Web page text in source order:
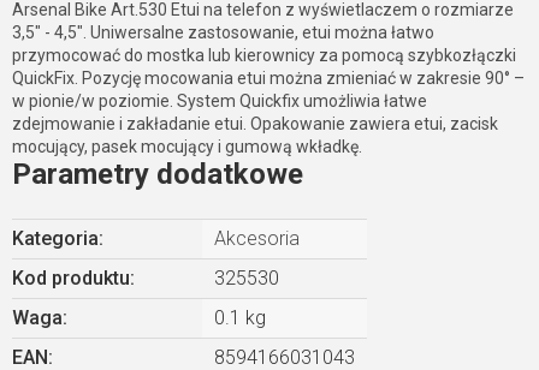
Arsenal Bike Art.530 Etui na telefon z wyświetlaczem o rozmiarze
3,5" - 4,5". Uniwersalne zastosowanie, etui można łatwo
przymocować do mostka lub kierownicy za pomocą szybkozłączki
QuickFix. Pozycję mocowania etui można zmieniać w zakresie 90° –
w pionie/w poziomie. System Quickfix umożliwia łatwe
zdejmowanie i zakładanie etui. Opakowanie zawiera etui, zacisk
mocujący, pasek mocujący i gumową wkładkę.
Parametry dodatkowe
Kategoria:
Akcesoria
Kod produktu:
325530
Waga:
0.1 kg
EAN:
8594166031043